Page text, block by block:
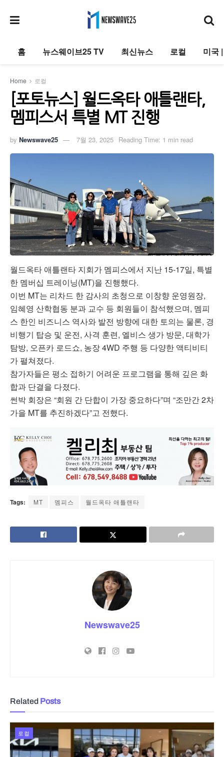
홈 뉴스웨이브25 TV 최신뉴스 로컬 미국
Home 로컬
[포토뉴스] 월드옥타 애틀랜타,
멤피스서 특별 MT 진행
by Newswave25 7월 23, 2025 Reading Time: 1 min read
월드옥타 애틀랜타 지회가 멤피스에서 지난 15-17일, 특별
한 멤버십 트레이닝(MT)을 진행했다.
이번 MT는 리차드 한 감사의 초청으로 이창향 운영원장,
임혜영 산학협동 분과 교수 등 회원들이 참석했으며, 멤피
스 한인 비즈니스 역사와 발전 방향에 대한 토의는 물론, 경
비행기 탑승 및 운전, 사격 훈련, 엘비스 생가 방문, 대학가
탐방, 오픈카 로드쇼, 농장 4WD 주행 등 다양한 액티비티
가 펼쳐졌다.
참가자들은 평소 접하기 어려운 프로그램을 통해 깊은 화
합과 단결을 다졌다.
썬박 회장은 “회원 간 단합이 가장 중요하다”며 “조만간 2차
가을 MT를 추진하겠다”고 전했다.
Tags: MT 멤피스 월드옥타 애틀랜타
Newswave25
Related Posts
로컬